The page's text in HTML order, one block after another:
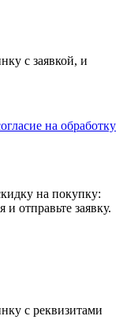
с заявкой, и
на обработку
на покупку:
отправьте заявку.
с реквизитами